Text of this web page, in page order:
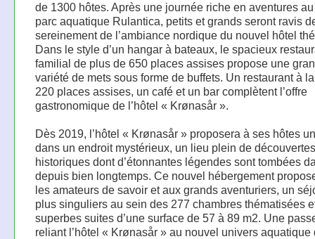
de 1300 hôtes. Après une journée riche en aventures
parc aquatique Rulantica, petits et grands seront ravis
sereinement de l’ambiance nordique du nouvel hôtel
Dans le style d’un hangar à bateaux, le spacieux
familial de plus de 650 places assises propose une
variété de mets sous forme de buffets. Un restaurant à
220 places assises, un café et un bar complètent l’offre
gastronomique de l’hôtel « Krønasår ».
Dès 2019, l’hôtel « Krønasår » proposera à ses hôtes
dans un endroit mystérieux, un lieu plein de découvertes
historiques dont d’étonnantes légendes sont tombées
depuis bien longtemps. Ce nouvel hébergement
les amateurs de savoir et aux grands aventuriers, un
plus singuliers au sein des 277 chambres thématisées
superbes suites d’une surface de 57 à 89 m2. Une
reliant l’hôtel « Krønasår » au nouvel univers aquatique